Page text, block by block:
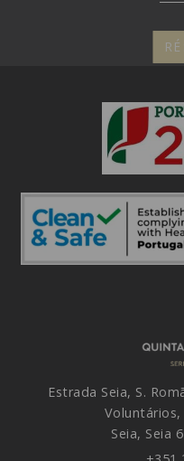
Estrada Seia, S.
Seia, Seia